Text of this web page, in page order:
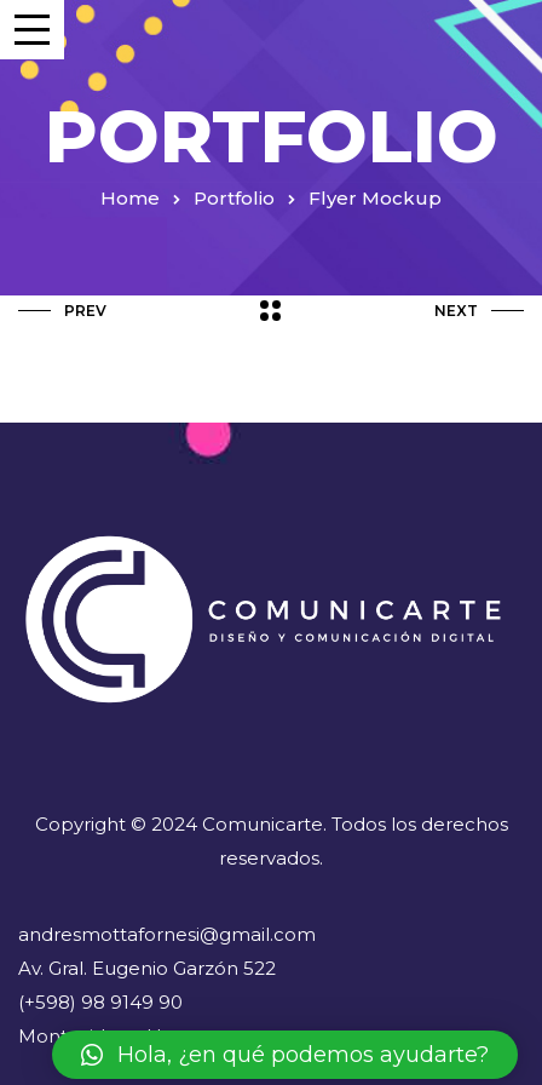
PORTFOLIO
Home Portfolio Flyer Mockup
PREV NEXT
Copyright © 2024 Comunicarte. Todos los derechos
reservados.
andresmottafornesi@gmail.com
Av. Gral. Eugenio Garzón 522
(+598) 98 9149 90
Montevideo - Uruguay
Hola, ¿en qué podemos ayudarte?